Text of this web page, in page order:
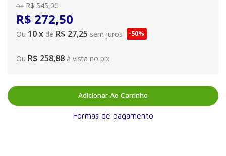
De R$ 545,00
R$ 272,50
Ou 10x de R$ 27,25 sem juros -50%
Ou R$ 258,88 à vista no pix
Adicionar Ao Carrinho
Formas de pagamento